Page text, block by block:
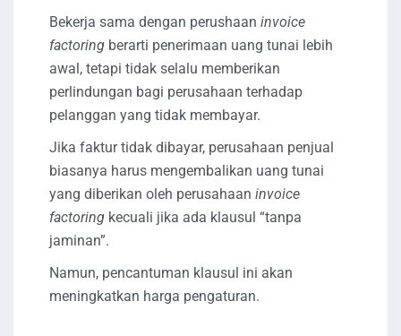
Bekerja sama dengan perushaan invoice
factoring berarti penerimaan uang tunai lebih
awal, tetapi tidak selalu memberikan
perlindungan bagi perusahaan terhadap
pelanggan yang tidak membayar.
Jika faktur tidak dibayar, perusahaan penjual
biasanya harus mengembalikan uang tunai
yang diberikan oleh perusahaan invoice
factoring kecuali jika ada klausul “tanpa
jaminan”.
Namun, pencantuman klausul ini akan
meningkatkan harga pengaturan.